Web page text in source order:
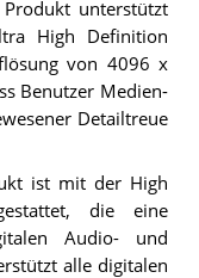
Produkt unterstützt
High Definition
von 4096 x
Benutzer Medien-
Detailtreue
ist mit der High
die eine
Audio- und
alle digitalen